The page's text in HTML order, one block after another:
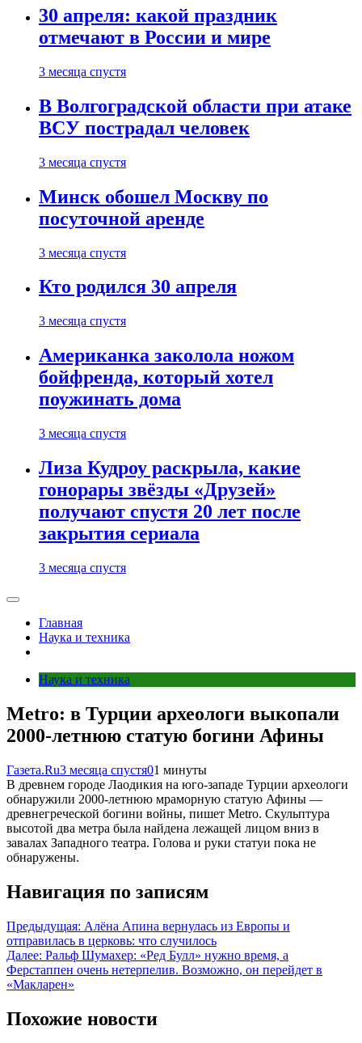
30 апреля: какой праздник
отмечают в России и мире
3 месяца спустя
В Волгоградской области при атаке
ВСУ пострадал человек
3 месяца спустя
Минск обошел Москву по
посуточной аренде
3 месяца спустя
Кто родился 30 апреля
3 месяца спустя
Американка заколола ножом
бойфренда, который хотел
поужинать дома
3 месяца спустя
Лиза Кудроу раскрыла, какие
гонорары звёзды «Друзей»
получают спустя 20 лет после
закрытия сериала
3 месяца спустя
Главная
Наука и техника
Наука и техника
Metro: в Турции археологи выкопали
2000-летнюю статую богини Афины
Газета.Ru3 месяца спустя01 минуты
В древнем городе Лаодикия на юго-западе Турции археологи
обнаружили 2000-летнюю мраморную статую Афины —
древнегреческой богини войны, пишет Metro. Скульптура
высотой два метра была найдена лежащей лицом вниз в
завалах Западного театра. Голова и руки статуи пока не
обнаружены.
Навигация по записям
Предыдущая: Алёна Апина вернулась из Европы и
отправилась в церковь: что случилось
Далее: Ральф Шумахер: «Ред Булл» нужно время, а
Ферстаппен очень нетерпелив. Возможно, он перейдет в
«Макларен»
Похожие новости